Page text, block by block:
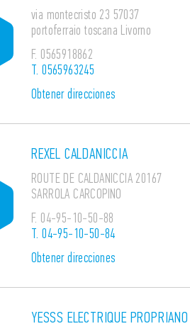
via montecristo 23 57037
portoferraio toscana Livorno
F. 0565918862
T.0565963245
Obtener direcciones
REXEL CALDANICCIA
ROUTE DE CALDANICCIA 20167
SARROLA CARCOPINO
F. 04-95-10-50-88
T.04-95-10-50-84
Obtener direcciones
YESSS ELECTRIQUE PROPRIANO